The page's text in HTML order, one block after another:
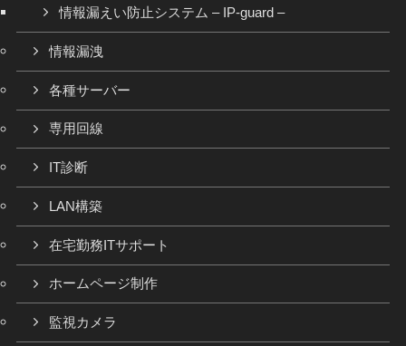
情報漏えい防止システム – IP-guard –
情報漏洩
各種サーバー
専用回線
IT診断
LAN構築
在宅勤務ITサポート
ホームページ制作
監視カメラ